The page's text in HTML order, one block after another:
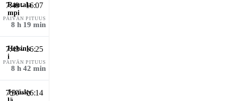
7:48 - 16:07
PÄIVÄN PITUUS
8 h 19 min
7:43 - 16:25
PÄIVÄN PITUUS
8 h 42 min
7:50 - 16:14